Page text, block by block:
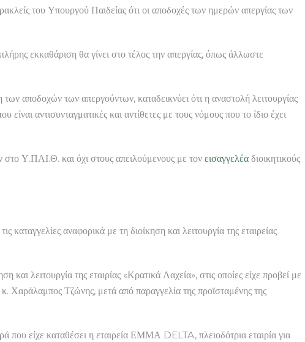
του Υπουργού Παιδείας ότι οι αποδοχές των ημερών απεργίας των
εκκαθάριση θα γίνει στο τέλος την απεργίας, όπως άλλωστε
αποδοχών των απεργούντων, καταδεικνύει ότι η αναστολή λειτουργίας
αντισυνταγματικές και αντίθετες με τους νόμους που το ίδιο έχει
στο Υ.ΠΑΙ.Θ. και όχι στους απειλούμενους με τον εισαγγελέα διοικητικούς
τις καταγγελίες αναφορικά με τη διοίκηση και λειτουργία της εταιρείας
λειτουργία της εταιρίας «Κρατικά Λαχεία», στις οποίες είχε προβεί με
Χαράλαμπος Τζώνης, μετά από παραγγελία της προϊσταμένης της
που είχε καταθέσει η εταιρεία ΕΜΜΑ DELTA, πλειοδότρια εταιρία για